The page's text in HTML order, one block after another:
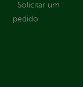
Solicitar um
pedido